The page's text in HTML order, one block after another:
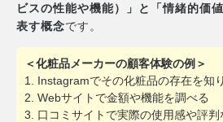
ビスの性能や機能）」と「情緒的価
表す概念です。
＜化粧品メーカーの顧客体験の例＞
1. Instagramでその化粧品の存在を知
2. Webサイトで金額や機能を調べる
3. 口コミサイトで実際の使用感や評判